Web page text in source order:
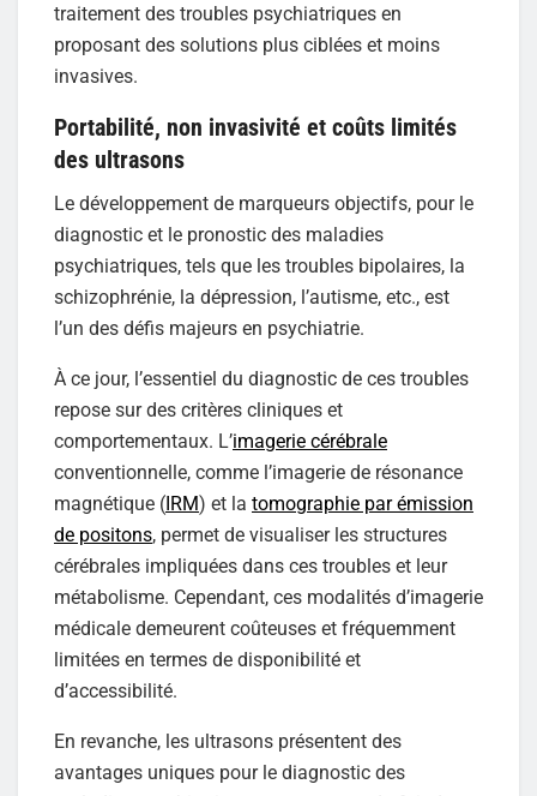
traitement des troubles psychiatriques en
proposant des solutions plus ciblées et moins
invasives.
Portabilité, non invasivité et coûts limités
des ultrasons
Le développement de marqueurs objectifs, pour le
diagnostic et le pronostic des maladies
psychiatriques, tels que les troubles bipolaires, la
schizophrénie, la dépression, l’autisme, etc., est
l’un des défis majeurs en psychiatrie.
À ce jour, l’essentiel du diagnostic de ces troubles
repose sur des critères cliniques et
comportementaux. L’imagerie cérébrale
conventionnelle, comme l’imagerie de résonance
magnétique ( IRM) et la tomographie par émission
de positons, permet de visualiser les structures
cérébrales impliquées dans ces troubles et leur
métabolisme. Cependant, ces modalités d’imagerie
médicale demeurent coûteuses et fréquemment
limitées en termes de disponibilité et
d’accessibilité.
En revanche, les ultrasons présentent des
avantages uniques pour le diagnostic des